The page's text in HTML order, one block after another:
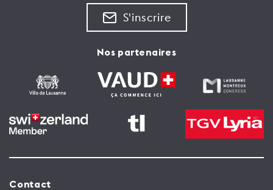
S'inscrire
Nos partenaires
Contact